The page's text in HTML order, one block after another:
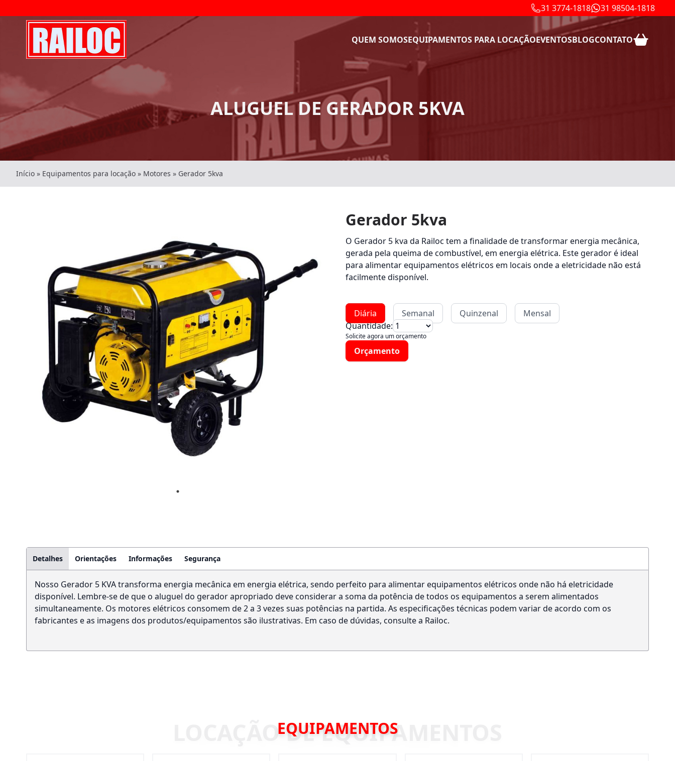
31 3774-1818 31 98504-1818
QUEM SOMOSEQUIPAMENTOS PARA LOCAÇÃOEVENTOSBLOGCONTATO
ALUGUEL DE GERADOR 5KVA
Início » Equipamentos para locação » Motores » Gerador 5kva
Gerador 5kva
O Gerador 5 kva da Railoc tem a finalidade de transformar energia mecânica,
gerada pela queima de combustível, em energia elétrica. Este gerador é ideal
para alimentar equipamentos elétricos em locais onde a eletricidade não está
facilmente disponível.
Diária Semanal Quinzenal
Mensal
Quantidade:
Solicite agora um orçamento
Orçamento
Detalhes Orientações Informações Segurança
Nosso Gerador 5 KVA transforma energia mecânica em energia elétrica, sendo perfeito para alimentar equipamentos elétricos onde não há eletricidade
disponível. Lembre-se de que o aluguel do gerador apropriado deve considerar a soma da potência de todos os equipamentos a serem alimentados
simultaneamente. Os motores elétricos consomem de 2 a 3 vezes suas potências na partida. As especificações técnicas podem variar de acordo com os
fabricantes e as imagens dos produtos/equipamentos são ilustrativas. Em caso de dúvidas, consulte a Railoc.
EQUIPAMENTOS